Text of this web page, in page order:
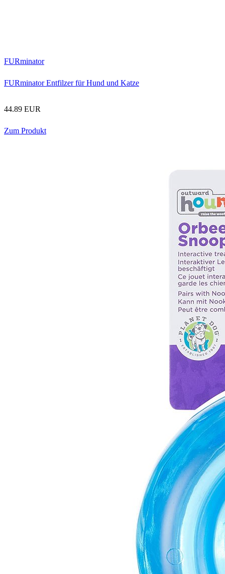
FURminator
FURminator Entfilzer für Hund und Katze
44.89 EUR
Zum Produkt